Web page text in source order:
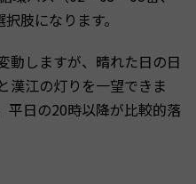
肢になります。
動しますが、晴れた日の日
漢江の灯りを一望できま
平日の20時以降が比較的落